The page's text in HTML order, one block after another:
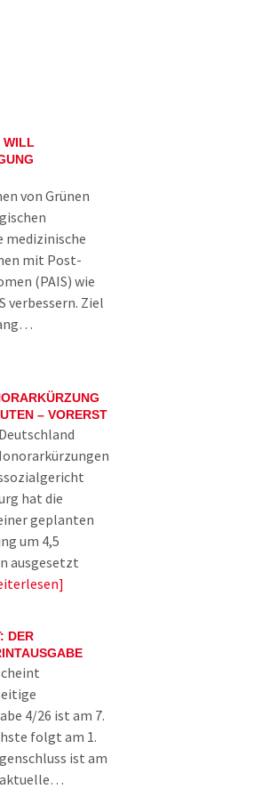
WILL
von Grünen
medizinische
mit Post-
(PAIS) wie
verbessern. Ziel
– VORERST
hat die
geplanten
um 4,5
ausgesetzt
DER
4/26 ist am 7.
folgt am 1.
ist am